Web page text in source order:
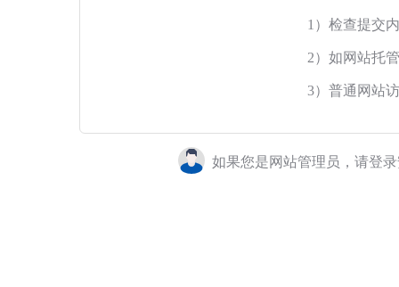
1）检查提交
2）如网站托
3）普通网站
如果您是网站管理员，请登